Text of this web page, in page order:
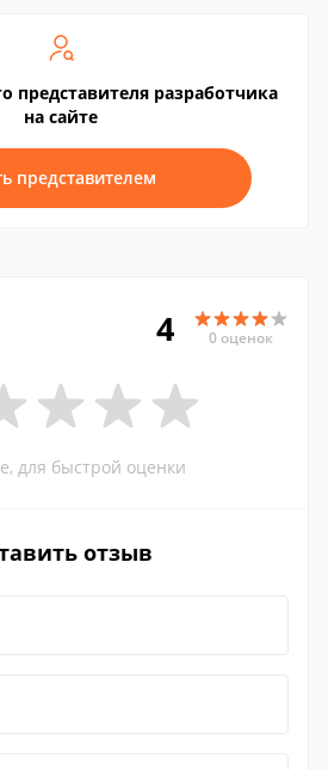
представителя разработчика
на сайте
представителем
4 0 оценок
для быстрой оценки
отзыв